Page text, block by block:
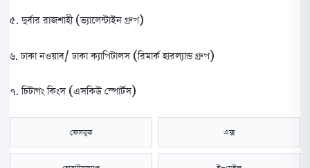
৫. দুর্বার রাজশাহী (ভ্যালেন্টাইন গ্রুপ)
৬. ঢাকা নওয়াব/ ঢাকা ক্যাপিটালস (রিমার্ক হারল্যান্ড গ্রুপ)
৭. চিটাগং কিংস (এসকিউ স্পোর্টস)
ফেসবুক এক্স